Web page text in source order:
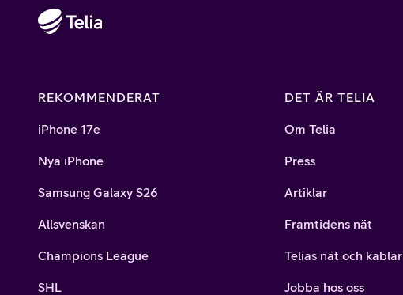
REKOMMENDERAT
iPhone 17e
Nya iPhone
Samsung Galaxy S26
Allsvenskan
Champions League
SHL
DET ÄR TELIA
Om Telia
Press
Artiklar
Framtidens nät
Telias nät och kablar
Jobba hos oss